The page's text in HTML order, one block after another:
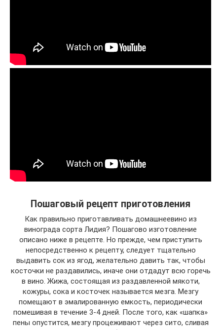
Пошаговый рецепт приготовления
Как правильно приготавливать домашнеевино из
винограда сорта Лидия? Пошагово изготовление
описано ниже в рецепте. Но прежде, чем приступить
непосредственно к рецепту, следует тщательно
выдавить сок из ягод, желательно давить так, чтобы
косточки не раздавились, иначе они отдадут всю горечь
в вино. Жижа, состоящая из раздавленной мякоти,
кожуры, сока и косточек называется мезга. Мезгу
помещают в эмалированную емкость, периодически
помешивая в течение 3-4 дней. После того, как «шапка»
пены опустится, мезгу процеживают через сито, сливая